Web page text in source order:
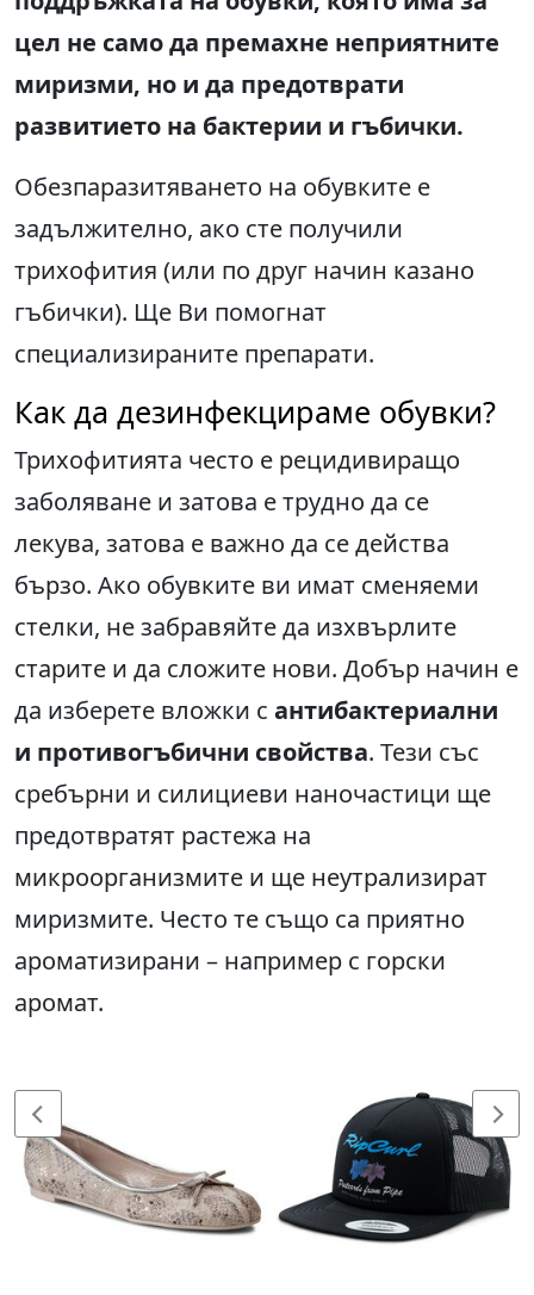
цел не само да премахне неприятните
миризми, но и да предотврати
развитието на бактерии и гъбички.
Обезпаразитяването на обувките е
задължително, ако сте получили
трихофития (или по друг начин казано
гъбички). Ще Ви помогнат
специализираните препарати.
Как да дезинфекцираме обувки?
Трихофитията често е рецидивиращо
заболяване и затова е трудно да се
лекува, затова е важно да се действа
бързо. Ако обувките ви имат сменяеми
стелки, не забравяйте да изхвърлите
старите и да сложите нови. Добър начин е
да изберете вложки с антибактериални
и противогъбични свойства. Тези със
сребърни и силициеви наночастици ще
предотвратят растежа на
микроорганизмите и ще неутрализират
миризмите. Често те също са приятно
ароматизирани – например с горски
аромат.